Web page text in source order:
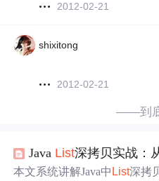
2012-02-21
shixitong
2012-02-21
——到
Java List深拷贝实战：
本文系统讲解Java中 List深拷